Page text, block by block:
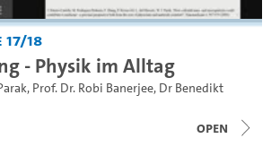
17/18
- Physik im Alltag
, Prof. Dr. Robi Banerjee, Dr Benedikt
open